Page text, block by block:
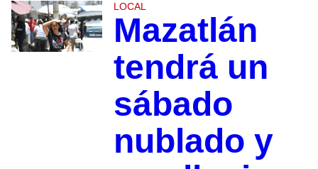
LOCAL
Mazatlán
tendrá un
sábado
nublado y